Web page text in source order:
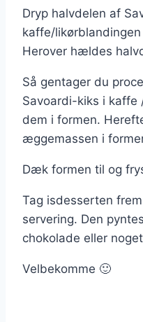
Dryp halvdelen af
kaffe/
Herover hældes
Så gentager du
Savoardi-kiks i kaffe
dem i formen.
æggemassen i
Dæk formen til og
Tag isdesserten
servering. Den
chokolade eller
Velbekomme 🙂